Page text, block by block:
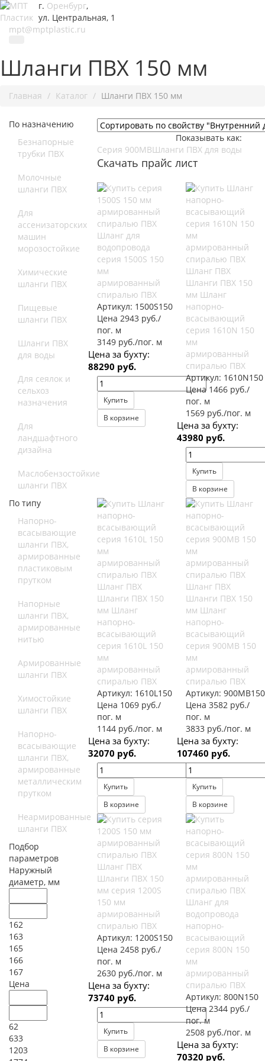
г. Оренбург,
ул. Центральная, 1
mpt@mptplastic.ru
Шланги ПВХ 150 мм
Главная Каталог Шланги ПВХ 150 мм
По назначению
Безнапорные
трубки ПВХ
Молочные
шланги ПВХ
Для
ассенизаторских
машин
морозостойкие
Химические
шланги ПВХ
Пищевые
шланги ПВХ
Шланги ПВХ
для воды
Для сеялок и
сельхоз
назначения
Для
ландшафтного
дизайна
Маслобензостойкие
шланги ПВХ
По типу
Напорно-
всасывающие
шланги ПВХ,
армированные
пластиковым
прутком
Напорные
шланги ПВХ,
армированные
нитью
Армированные
шланги ПВХ
Химостойкие
шланги ПВХ
Напорно-
всасывающие
шланги ПВХ,
армированные
металлическим
прутком
Неармированные
шланги ПВХ
Подбор
параметров
Наружный
диаметр, мм
162
163
165
166
167
Цена
62
633
1203
Показывать как:
Серия 900MBШланги ПВХ для воды
Скачать прайс лист
Шланг для
водопровода
серия 1500S 150
мм
армированный
спиралью ПВХ
Артикул: 1500S150
Цена 2943 руб./
пог. м
3149 руб./пог. м
Цена за бухту:
88290 руб.
Купить
В корзине
Шланг ПВХ
Шланги ПВХ 150
мм Шланг
напорно-
всасывающий
серия 1610N 150
мм
армированный
спиралью ПВХ
Артикул: 1610N150
Цена 1466 руб./
пог. м
1569 руб./пог. м
Цена за бухту:
43980 руб.
Купить
В корзине
Шланг ПВХ
Шланги ПВХ 150
мм Шланг
напорно-
всасывающий
серия 1610L 150
мм
армированный
спиралью ПВХ
Артикул: 1610L150
Цена 1069 руб./
пог. м
1144 руб./пог. м
Цена за бухту:
32070 руб.
Купить
В корзине
Шланг ПВХ
Шланги ПВХ 150
мм Шланг
напорно-
всасывающий
серия 900MB 150
мм
армированный
спиралью ПВХ
Артикул: 900MB150
Цена 3582 руб./
пог. м
3833 руб./пог. м
Цена за бухту:
107460 руб.
Купить
В корзине
Шланг ПВХ
Шланги ПВХ 150
мм серия 1200S
150 мм
армированный
спиралью ПВХ
Артикул: 1200S150
Цена 2458 руб./
пог. м
2630 руб./пог. м
Цена за бухту:
73740 руб.
Купить
В корзине
Шланг для
водопровода
напорно-
всасывающий
серия 800N 150
мм
армированный
спиралью ПВХ
Артикул: 800N150
Цена 2344 руб./
пог. м
2508 руб./пог. м
Цена за бухту:
70320 руб.